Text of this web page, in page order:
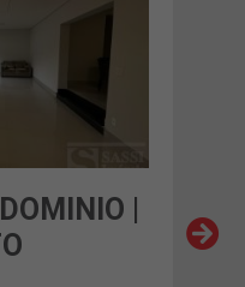
|